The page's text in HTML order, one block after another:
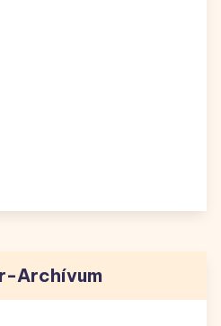
Archívum